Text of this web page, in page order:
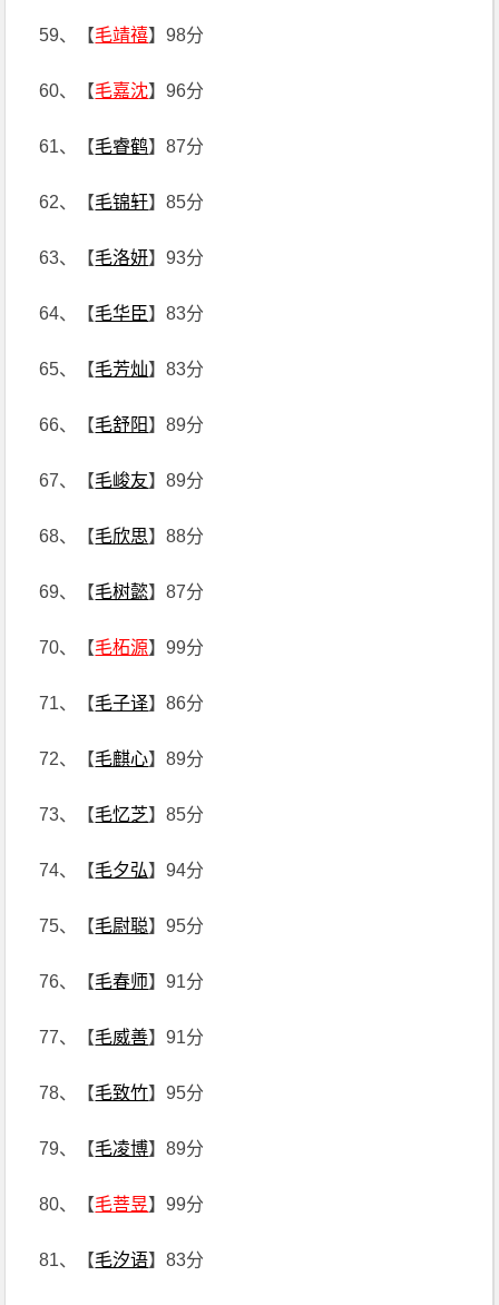
59、【毛靖禧】98分
60、【毛嘉沈】96分
61、【毛睿鹤】87分
62、【毛锦轩】85分
63、【毛洛妍】93分
64、【毛华臣】83分
65、【毛芳灿】83分
66、【毛舒阳】89分
67、【毛峻友】89分
68、【毛欣思】88分
69、【毛树懿】87分
70、【毛柘源】99分
71、【毛子译】86分
72、【毛麒心】89分
73、【毛忆芝】85分
74、【毛夕弘】94分
75、【毛尉聪】95分
76、【毛春师】91分
77、【毛威善】91分
78、【毛致竹】95分
79、【毛凌博】89分
80、【毛菩昱】99分
81、【毛汐语】83分